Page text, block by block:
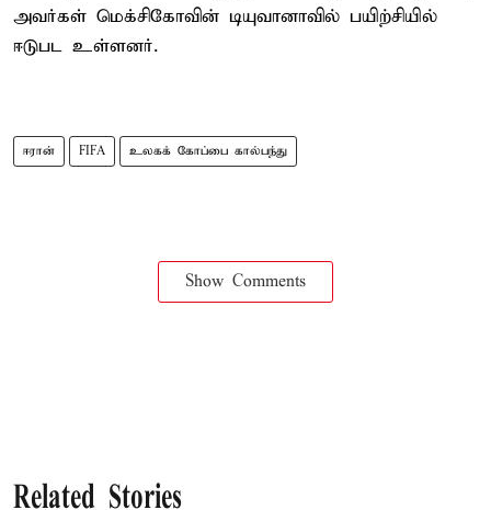
அவர்கள் மெக்சிகோவின் டியுவானாவில் பயிற்சியில்
ஈடுபட உள்ளனர்.
ஈரான் FIFA உலகக் கோப்பை கால்பந்து
Show Comments
Related Stories